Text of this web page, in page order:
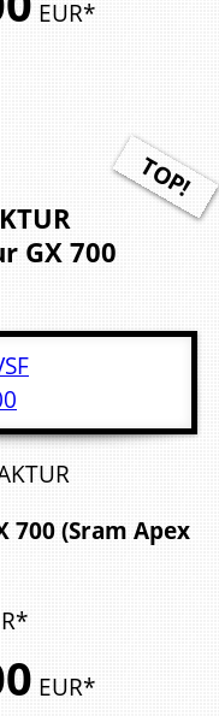
EUR*
GX 700
700 (Sram Apex
EUR*